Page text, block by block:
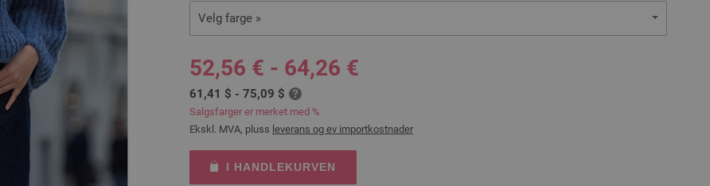
Velg farge »
52,56 € - 64,26 €
61,41 $ - 75,09 $
Salgsfarger er merket med %
Ekskl. MVA, pluss leverans og ev importkostnader
I HANDLEKURVEN